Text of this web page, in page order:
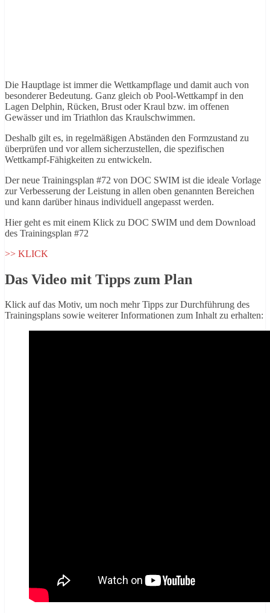
Die Hauptlage ist immer die Wettkampflage und damit auch von
besonderer Bedeutung. Ganz gleich ob Pool-Wettkampf in den
Lagen Delphin, Rücken, Brust oder Kraul bzw. im offenen
Gewässer und im Triathlon das Kraulschwimmen.
Deshalb gilt es, in regelmäßigen Abständen den Formzustand zu
überprüfen und vor allem sicherzustellen, die spezifischen
Wettkampf-Fähigkeiten zu entwickeln.
Der neue Trainingsplan #72 von DOC SWIM ist die ideale Vorlage
zur Verbesserung der Leistung in allen oben genannten Bereichen
und kann darüber hinaus individuell angepasst werden.
Hier geht es mit einem Klick zu DOC SWIM und dem Download
des Trainingsplan #72
>> KLICK
Das Video mit Tipps zum Plan
Klick auf das Motiv, um noch mehr Tipps zur Durchführung des
Trainingsplans sowie weiterer Informationen zum Inhalt zu erhalten: